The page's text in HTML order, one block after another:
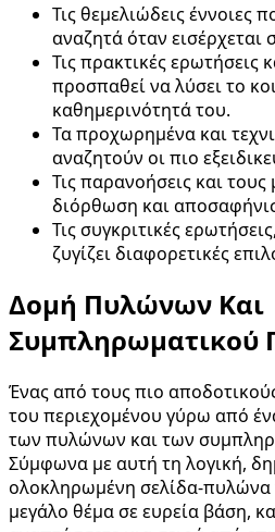
Τις θεμελιώδεις έννοιες
αναζητά όταν εισέρχεται
Τις πρακτικές
προσπαθεί να λύσει το
καθημερινότητά του.
Τα προχωρημένα και
αναζητούν οι πιο
Τις παρανοήσεις και
διόρθωση και
Τις συγκριτικές
ζυγίζει διαφορετικές
Δομή Πυλώνων Και
Συμπληρωματικού
Ένας από τους πιο
του περιεχομένου γύρω από
των πυλώνων και των
Σύμφωνα με αυτή τη λογική,
ολοκληρωμένη σελίδα-πυλώνα
μεγάλο θέμα σε ευρεία βάση,